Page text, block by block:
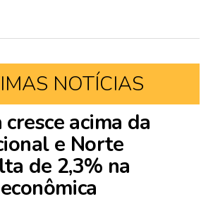
NOTÍCIAS
acima da
e Norte
de 2,3% na